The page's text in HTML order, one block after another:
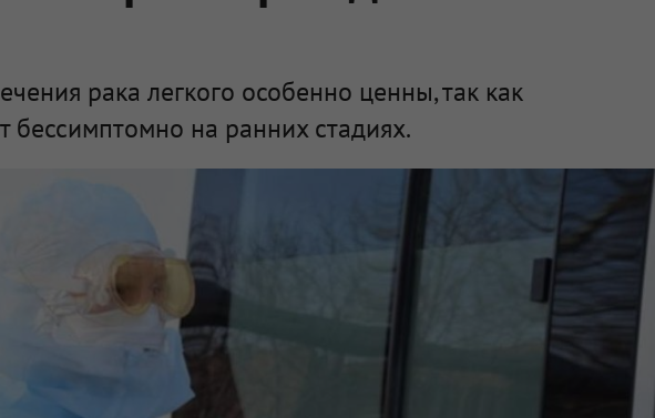
рака легкого особенно ценны, так как
бессимптомно на ранних стадиях.